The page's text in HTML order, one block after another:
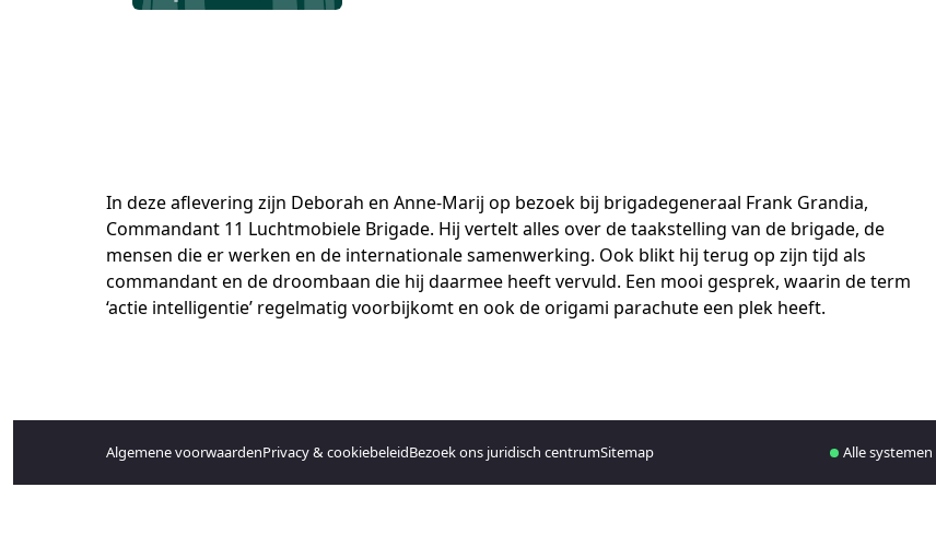
In deze aflevering zijn Deborah en Anne-Marij op bezoek bij brigadegeneraal Frank Grandia,
Commandant 11 Luchtmobiele Brigade. Hij vertelt alles over de taakstelling van de brigade, de
mensen die er werken en de internationale samenwerking. Ook blikt hij terug op zijn tijd als
commandant en de droombaan die hij daarmee heeft vervuld. Een mooi gesprek, waarin de term
‘actie intelligentie’ regelmatig voorbijkomt en ook de origami parachute een plek heeft.
Algemene voorwaardenPrivacy & cookiebeleidBezoek ons juridisch centrumSitemap Alle